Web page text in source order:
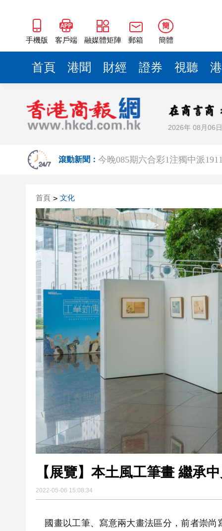
手機版 客戶端 融媒體矩陣 郵箱
簡
簡體
首頁 港聞 財經 證券 視聽
2026年 08月06日
滾動新聞： 今晚085期六合彩1注獨中派
晶泰科技發布全球首個AI4S綜
有片丨鍾志光談黎彼得生前：
全球
陳國基視察皇崗口岸 要求確保
首頁 > 文化
【展覽】本土風工筆畫 繼承
2022-05-06 15:08:34
國畫以工筆、寫意兩大畫法區分，前者崇尚